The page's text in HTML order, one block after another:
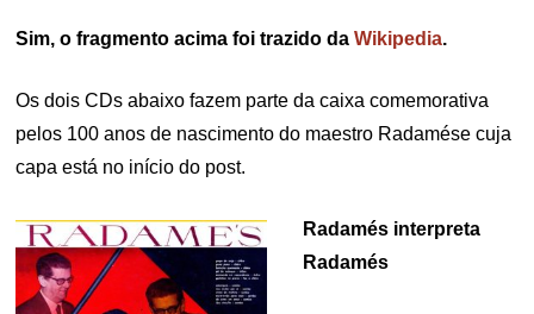
Sim, o fragmento acima foi trazido daWikipedia.
Os dois CDs abaixo fazem parte da caixa comemorativa
pelos 100 anos de nascimento do maestro Radamése cuja
capa está no início do post.
Radamés interpreta
Radamés